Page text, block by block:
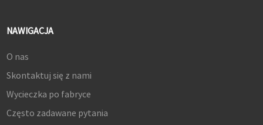
NAWIGACJA
O nas
Skontaktuj się z nami
Wycieczka po fabryce
Często zadawane pytania